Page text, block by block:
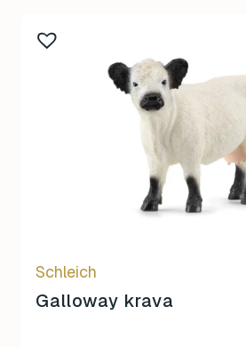
Schleich
Galloway krava